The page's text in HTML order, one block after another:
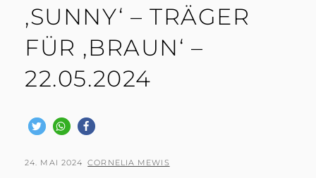
‚SUNNY‘ – TRÄGER
FÜR ‚BRAUN‘ –
22.05.2024
POSTED
24. MAI 2024 BY
CORNELIA MEWIS